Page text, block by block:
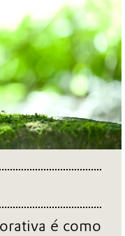
é como